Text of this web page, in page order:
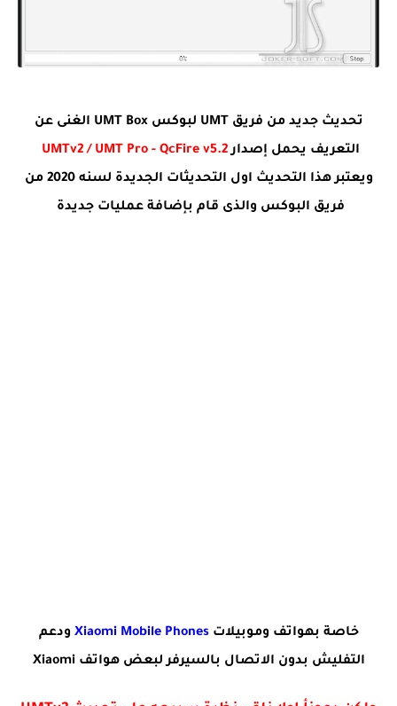
تحديث جديد من فريق UMT لبوكس UMT Box الغنى عن
التعريف يحمل إصدارUMTv2 / UMT Pro - QcFire v5.2
ويعتبر هذا التحديث اول التحديثات الجديدة لسنه 2020 من
فريق البوكس والذى قام بإضافة عمليات جديدة
خاصة بهواتف وموبيلاتXiaomi Mobile Phones ودعم
التفليش بدون الاتصال بالسيرفر لبعض هواتف Xiaomi